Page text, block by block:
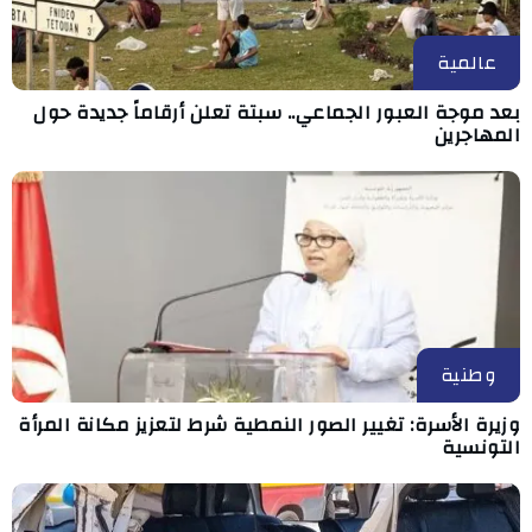
عالمية
بعد موجة العبور الجماعي.. سبتة تعلن أرقاماً جديدة حول
المهاجرين
وطنية
وزيرة الأسرة: تغيير الصور النمطية شرط لتعزيز مكانة المرأة
التونسية